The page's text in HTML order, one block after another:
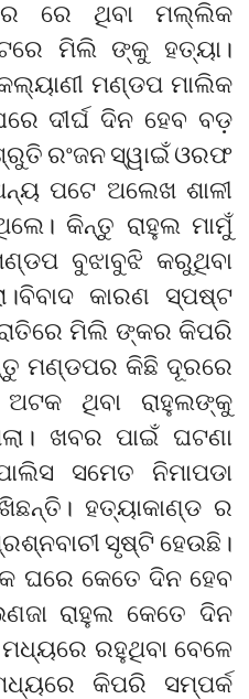
ରେ ଥିବା ମଲ୍ଲିକ
ମିଲି ଙ୍କୁ ହତ୍ୟା।
ମଣ୍ଡପ ମାଲିକ
ଦୀର୍ଘ ଦିନ ହେବ ବଡ଼
ରଂଜନ ସ୍ୱାଇଁ ଓରଫ
ପଟେ ଅଲେଖ ଶାଳୀ
କିନ୍ତୁ ରାହୁଲ ମାମୁଁ
ବୁଝାବୁଝି କରୁଥିବା
କାରଣ ସ୍ପଷ୍ଟ
ମିଲି ଙ୍କର କିପରି
ମଣ୍ଡପର କିଛି ଦୂରରେ
ଅଟକ ଥିବା ରାହୁଲଙ୍କୁ
ଖବର ପାଇଁ ଘଟଣା
ସମେତ ନିମାପଡା
ହତ୍ୟାକାଣ୍ଡ ର
ସୃଷ୍ଟି ହେଉଛି।
କେତେ ଦିନ ହେବ
ରାହୁଲ କେତେ ଦିନ
ମଧ୍ୟରେ ରହୁଥିବା ବେଳେ
କିପରି ସମ୍ପର୍କ